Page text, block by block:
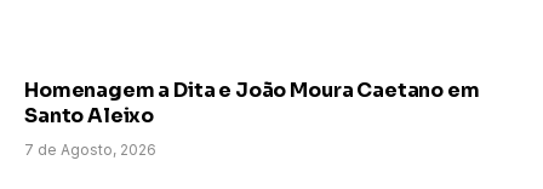
Homenagem a Dita e João Moura Caetano em
Santo Aleixo
7 de Agosto, 2026